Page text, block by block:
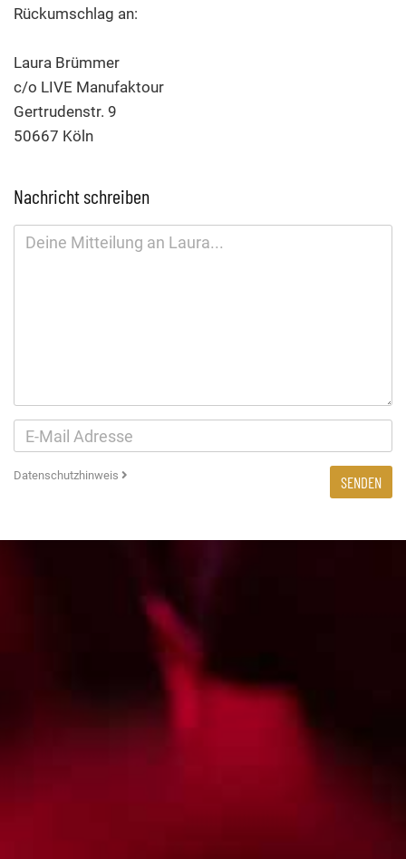
Rückumschlag an:
Laura Brümmer
c/o LIVE Manufaktour
Gertrudenstr. 9
50667 Köln
Nachricht schreiben
Datenschutzhinweis SENDEN